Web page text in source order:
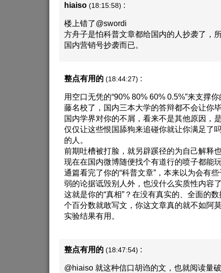
hiaiso (18:15:58) :
楼上错了@swordi
方舟子是怕科普文章都给国内的人抄袭了，
国内营销号抄袭而已。
整点有用的 (18:44:27) :
用空口无凭的“90% 80% 60% 0.5%”来支撑
藤名校了，国内三本大学的答辩都不会让你
国内学界对你的不屑，看来不是其他原因，
仅仅让这些恨国舔狗来追碰你就让你满足了
的人。
前期吐槽被打脸，就另辟蹊径的为自己解释
现在在国内微博随便找个有道行的喷子都能
通篇看完了你的“科普文章”，本来以为会有
弱的论据诋毁别人外，也没什么实质性内容
这就是你的“真相”？在没有真实的、全面的
个百分数就敢写文，你这文章真的就不如阿
实验结果有用。
整点有用的 (18:47:54) :
@hiaiso 就这种信口胡诌的文，也就阅读量